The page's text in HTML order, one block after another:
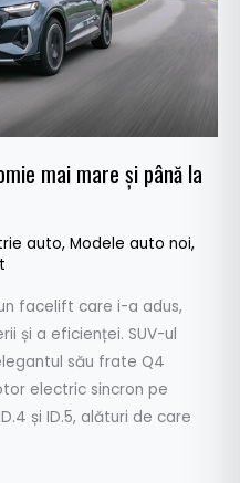
mai mare și până la
auto, Modele auto noi,
facelift care i-a adus,
și a eficienței. SUV-ul
său frate Q4
electric sincron pe
și ID.5, alături de care